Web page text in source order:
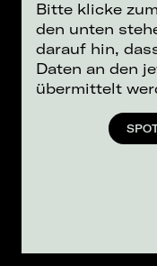
Bitte klicke
den unten
darauf hin,
Daten an den
übermittelt